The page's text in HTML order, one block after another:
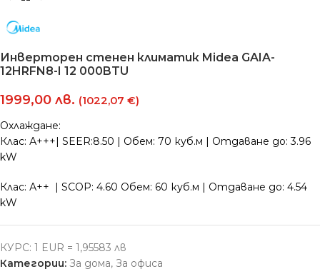
Инверторен стенен климатик Midea GAIA-
12HRFN8-I 12 000BTU
1999,00 лв. (1022,07 €)
Охлаждане:
Клас: А+++| SEER:8.50 | Обем: 70 куб.м | Отдаване до: 3.96
kW
Клас: А++ | SCOP: 4.60 Обем: 60 куб.м | Отдаване до: 4.54
kW
КУРС: 1 EUR = 1,95583 лв
Категории: За дома, За офиса